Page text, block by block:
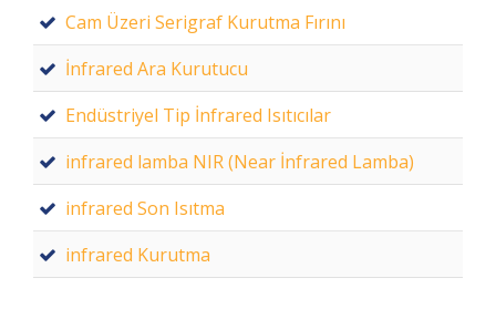
Cam Üzeri Serigraf Kurutma Fırını
İnfrared Ara Kurutucu
Endüstriyel Tip İnfrared Isıtıcılar
infrared lamba NIR (Near İnfrared Lamba)
infrared Son Isıtma
infrared Kurutma